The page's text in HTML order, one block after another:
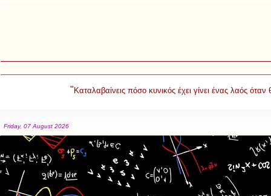
" Καταλαβαίνεις πόσο κυνικός έχει γίνει ένας λαός
Friday, 07 August 2026